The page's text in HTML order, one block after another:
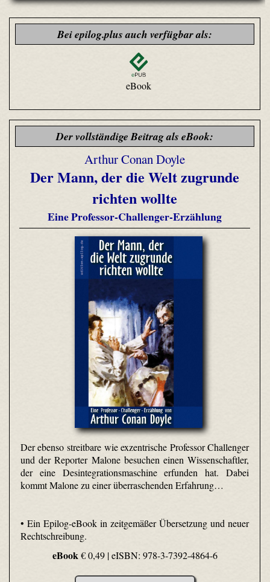
Bei epilog.plus auch verfügbar als:
eBook
Der vollständige Beitrag als eBook:
Arthur Conan Doyle
Der Mann, der die Welt zugrunde
richten wollte
Eine Professor-Challenger-Erzählung
Der ebenso streitbare wie exzentrische Professor Challenger
und der Reporter Malone besuchen einen Wissenschaftler,
der eine Desintegrationsmaschine erfunden hat. Dabei
kommt Malone zu einer überraschenden Erfahrung…
• Ein Epilog-eBook in zeitgemäßer Übersetzung und neuer
Rechtschreibung.
eBook€ 0,49 |eISBN: 978-3-7392-4864-6